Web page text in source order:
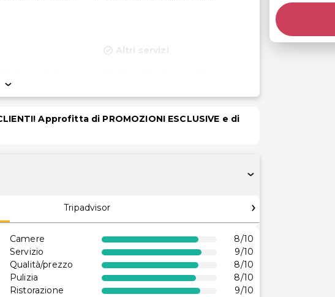
il fitness
in sedia
sedia a rotelle
Altri servizi
Servizio lavanderia
Approfitta di PROMOZIONI ESCLUSIVE e di
Tripadvisor
Camere 8/10
Servizio
9/10
Qualità/prezzo
8/10
Pulizia
8/10
Ristorazione
9/10